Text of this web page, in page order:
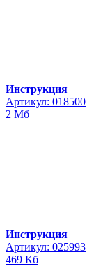
Инструкция
Артикул: 018500
2 Мб
Инструкция
Артикул: 025993
469 Кб